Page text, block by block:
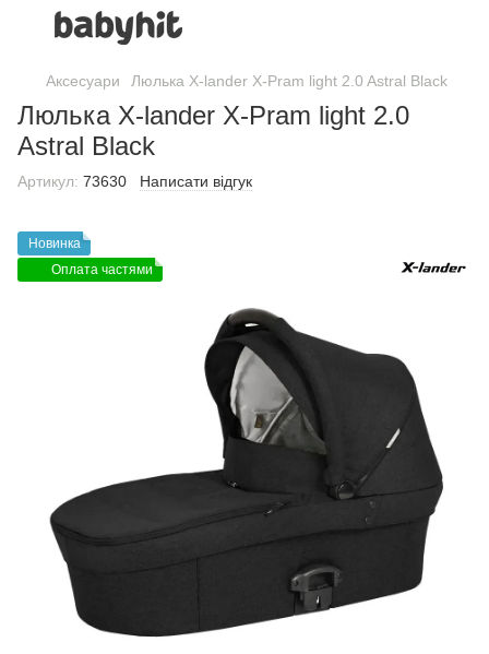
Аксесуари Люлька X-lander X-Pram light 2.0 Astral Black
Люлька X-lander X-Pram light 2.0
Astral Black
Артикул: 73630 Написати відгук
Новинка
Оплата частями